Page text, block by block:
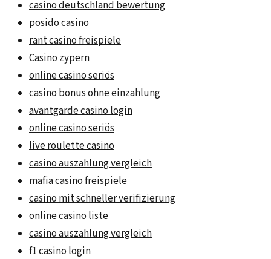
casino deutschland bewertung
posido casino
rant casino freispiele
Casino zypern
online casino seriös
casino bonus ohne einzahlung
avantgarde casino login
online casino seriös
live roulette casino
casino auszahlung vergleich
mafia casino freispiele
casino mit schneller verifizierung
online casino liste
casino auszahlung vergleich
f1 casino login